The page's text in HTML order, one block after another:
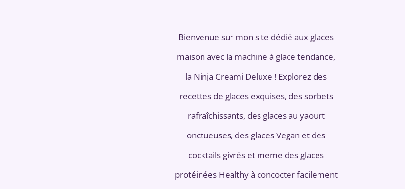
Bienvenue sur mon site dédié aux glaces
maison avec la machine à glace tendance,
la Ninja Creami Deluxe ! Explorez des
recettes de glaces exquises, des sorbets
rafraîchissants, des glaces au yaourt
onctueuses, des glaces Vegan et des
cocktails givrés et meme des glaces
protéinées Healthy à concocter facilement